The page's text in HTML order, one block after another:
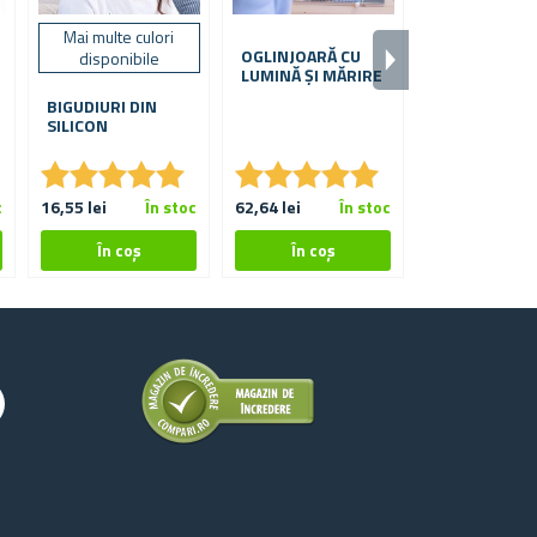
Mai multe culori
disponibile
BIGUDIURI DIN
SILICON
★★★★★
★★★★★
16,55 lei În stoc
OGLINJOARĂ CU
LUMINĂ ȘI MĂRIRE
★★★★★
★★★★★
62,64 lei În stoc